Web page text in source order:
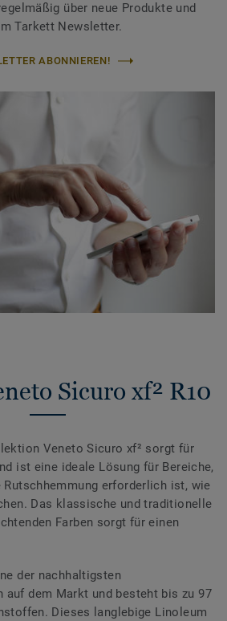
über neue Produkte und
Tarkett Newsletter.
ABONNIEREN!
Sicuro xf² R10
Veneto Sicuro xf² sorgt für
ist eine ideale Lösung für Bereiche,
Rutschhemmung erforderlich ist, wie
Das klassische und traditionelle
Farben sorgt für einen
der nachhaltigsten
auf dem Markt und besteht bis zu 97
Dieses langlebige Linoleum